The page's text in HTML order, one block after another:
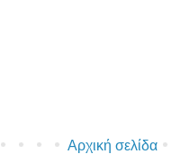
Αρχική σελίδα